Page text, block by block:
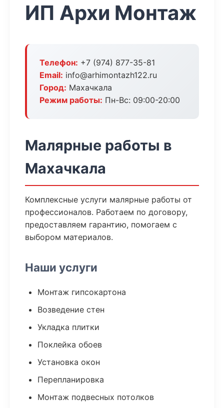
ИП Архи Монтаж
Телефон: +7 (974) 877-35-81
Email: info@arhimontazh122.ru
Город: Махачкала
Режим работы: Пн-Вс: 09:00-20:00
Малярные работы в
Махачкала
Комплексные услуги малярные работы от
профессионалов. Работаем по договору,
предоставляем гарантию, помогаем с
выбором материалов.
Наши услуги
Монтаж гипсокартона
Возведение стен
Укладка плитки
Поклейка обоев
Установка окон
Перепланировка
Монтаж подвесных потолков